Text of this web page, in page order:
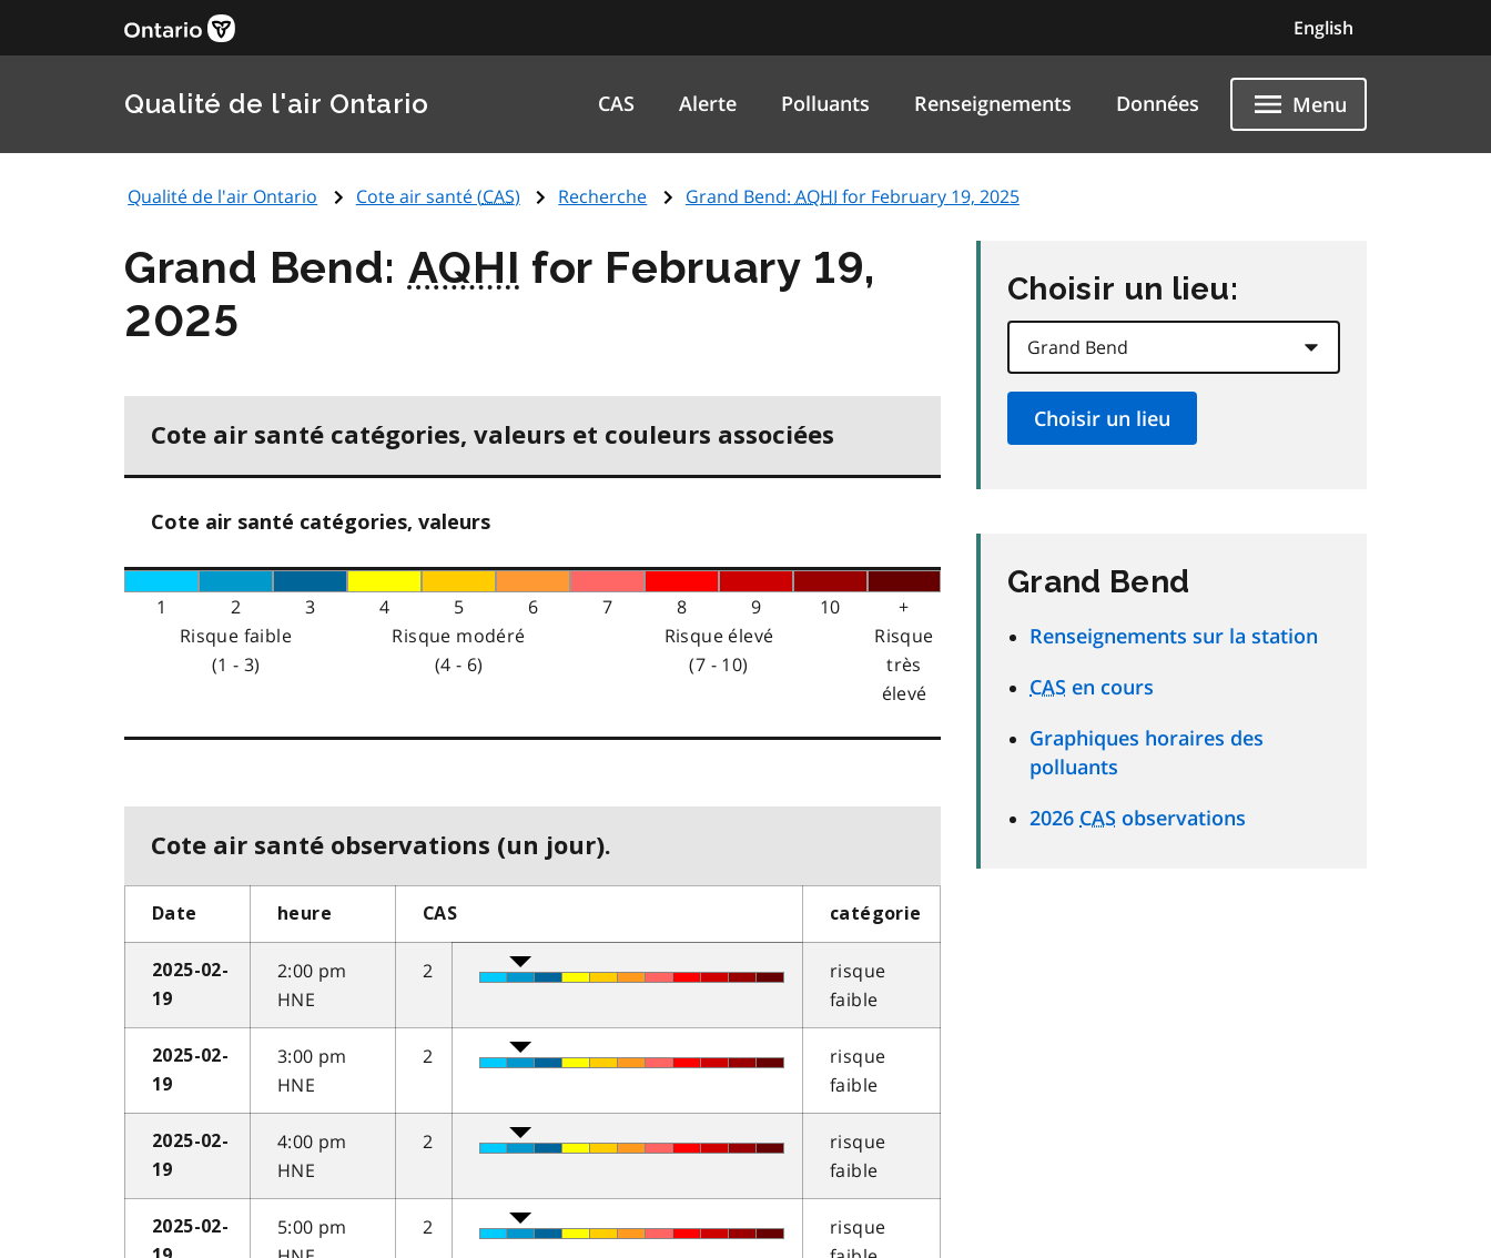
English
Qualité de l'air Ontario CAS Alerte Polluants Renseignements Données Menu
Qualité de l'air Ontario Cote air santé (CAS) Recherche Grand Bend: AQHI for February 19, 2025
Grand Bend: AQHI for February 19,
2025
Cote air santé catégories, valeurs et couleurs associées
Cote air santé catégories, valeurs
1 2 3 4 5 6 7 8 9 10
+
Risque faible
(1 - 3)
Risque modéré
(4 - 6)
Risque élevé
(7 - 10)
Risque
très
élevé
Cote air santé observations (un jour).
Date heure CAS catégorie
2025-02-
19
2:00 pm
HNE
2
risque
faible
2025-02-
19
3:00 pm
HNE
2
risque
faible
2025-02-
19
4:00 pm
HNE
2
risque
faible
2025-02-
5:00 pm
2
risque
Choisir un lieu:
Grand Bend
Renseignements sur la station
CAS en cours
Graphiques horaires des
polluants
2026 CAS observations